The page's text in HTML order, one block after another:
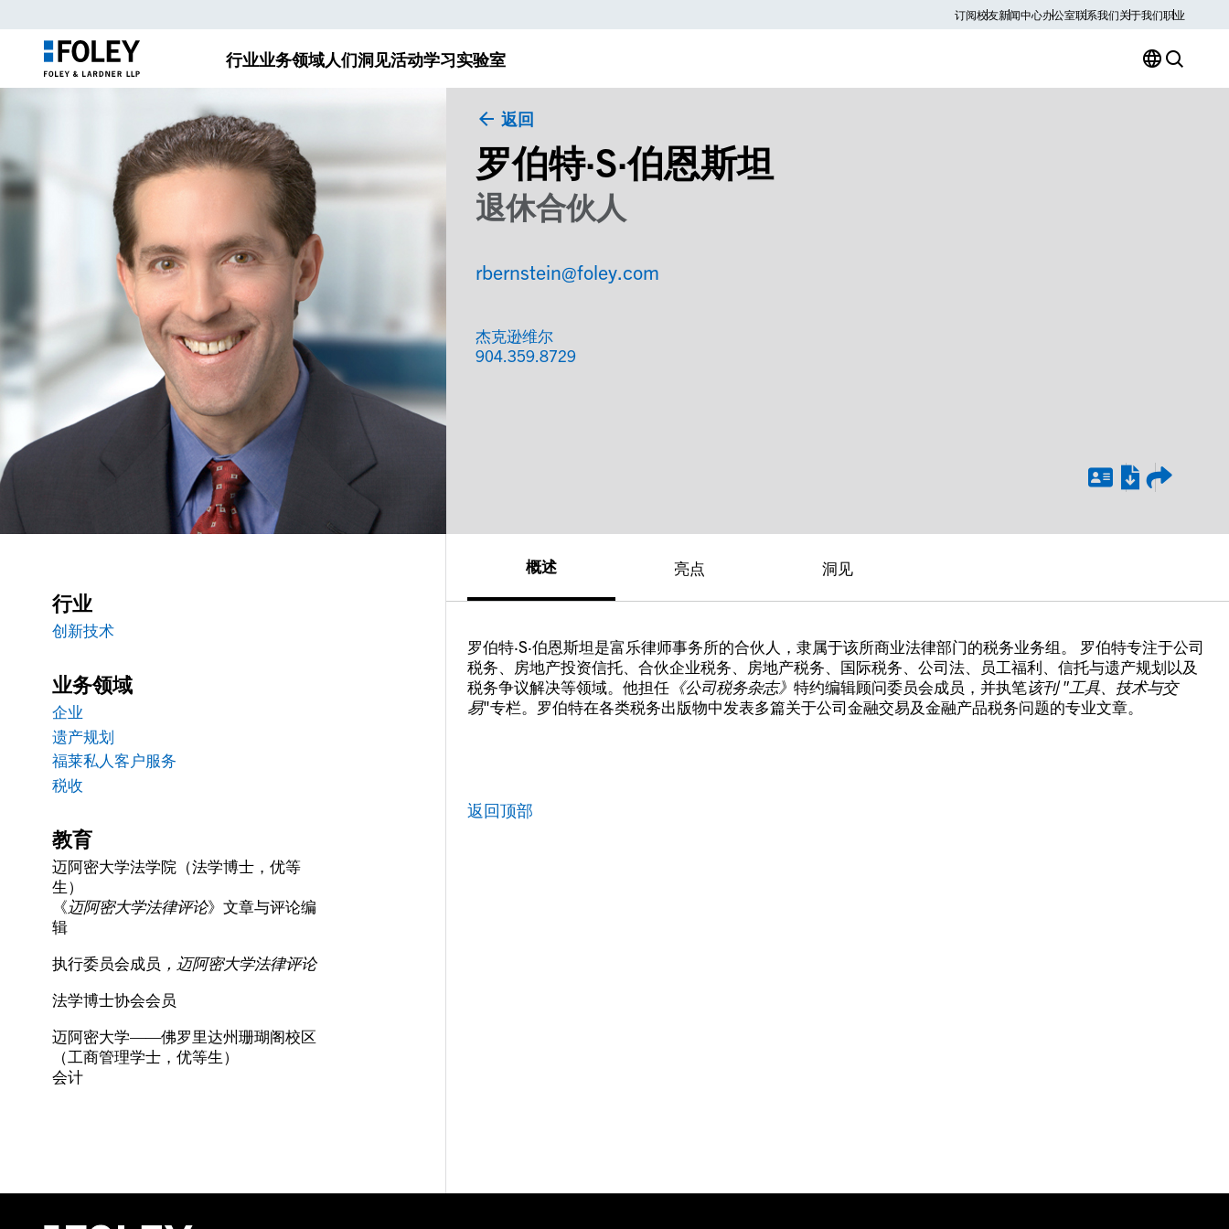
订阅校友新闻中心办公室联系我们关于我们职业
行业业务领域人们洞见活动学习实验室
返回
罗伯特·S·伯恩斯坦
退休合伙人
rbernstein@foley.com
杰克逊维尔
904.359.8729
行业
创新技术
业务领域
企业
遗产规划
福莱私人客户服务
税收
教育
迈阿密大学法学院（法学博士，优等
生）
《迈阿密大学法律评论》文章与评论编
辑
执行委员会成员
，迈阿密大学法律评论
法学博士协会会员
迈阿密大学——佛罗里达州珊瑚阁校区
（工商管理学士，优等生）
会计
概述
罗伯特·S·伯恩斯坦是富乐律师事务所的合伙人，隶属于该所商业法律部门的税务业务组。 罗伯特专注于公司
税务、房地产投资信托、合伙企业税务、房地产税务、国际税务、公司法、员工福利、信托与遗产规划以及
税务争议解决等领域。他担任 《公司税务杂志》特约编辑顾问委员会成员，并执笔该刊 "工具、技术与交
易"专栏。罗伯特在各类税务出版物中发表多篇关于公司金融交易及金融产品税务问题的专业文章。
亮点 洞见
返回顶部